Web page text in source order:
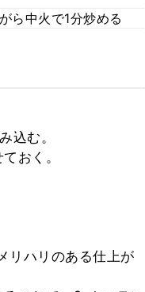
ら中火で1分炒める
込む。
おく。
リハリのある仕上が